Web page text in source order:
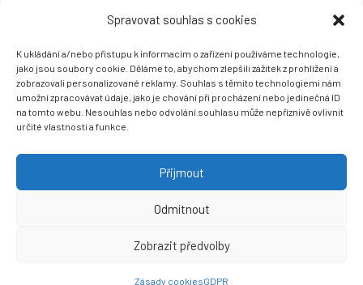
Spravovat souhlas s cookies
K ukládání a/nebo přístupu k informacím o zařízení používáme technologie,
jako jsou soubory cookie. Děláme to, abychom zlepšili zážitek z prohlížení a
zobrazovali personalizované reklamy. Souhlas s těmito technologiemi nám
umožní zpracovávat údaje, jako je chování při procházení nebo jedinečná ID
na tomto webu. Nesouhlas nebo odvolání souhlasu může nepříznivě ovlivnit
určité vlastnosti a funkce.
Přijmout
Odmítnout
Zobrazit předvolby
Zásady cookiesGDPR
LINGUA UNIVERSAL soukromá základní škola a mateřská škola
s.r.o.
Sovova 2
412 01 Litoměřice
+420 416 733 690
datová schránka: 3vnipkd
Než zazvoní, s.r.o.